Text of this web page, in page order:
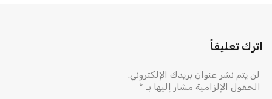
اترك تعليقاً
لن يتم نشر عنوان بريدك الإلكتروني.
الحقول الإلزامية مشار إليها بـ *